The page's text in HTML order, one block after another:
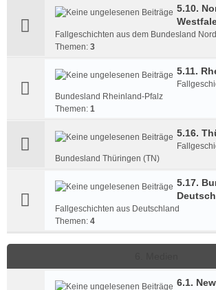
5.10.
Fallgeschichten aus dem Bundesland
Themen: 3
5.11.
Bundesland Rheinland-Pfalz
Themen: 1
5.16.
Bundesland Thüringen (TN)
5.17.
Fallgeschichten aus Deutschland
Themen: 4
6.1.